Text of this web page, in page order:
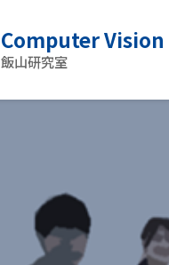
Computer
飯山研究室